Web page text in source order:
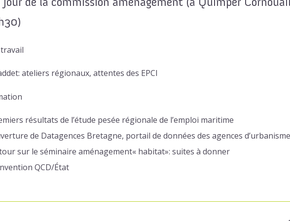
ateliers régionaux, attentes des EPCI
résultats de l’étude pesée régionale de l’emploi maritime
de Datagences Bretagne, portail de données des agences d’urbanisme
sur le séminaire aménagement« habitat»: suites à donner
QCD/État